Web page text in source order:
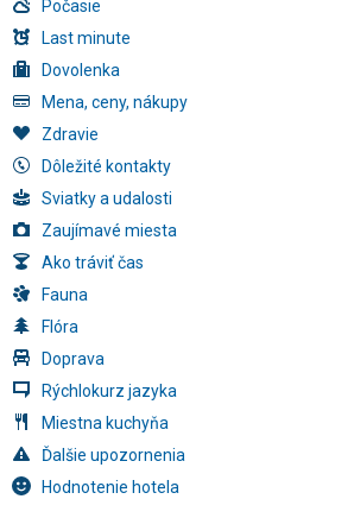
Počasie
Last minute
Dovolenka
Mena, ceny, nákupy
Zdravie
Dôležité kontakty
Sviatky a udalosti
Zaujímavé miesta
Ako tráviť čas
Fauna
Flóra
Doprava
Rýchlokurz jazyka
Miestna kuchyňa
Ďalšie upozornenia
Hodnotenie hotela